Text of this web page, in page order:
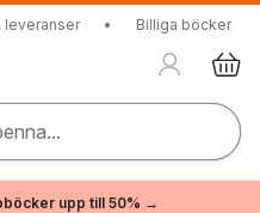
leveranser • Billiga böcker
upp till 50% →